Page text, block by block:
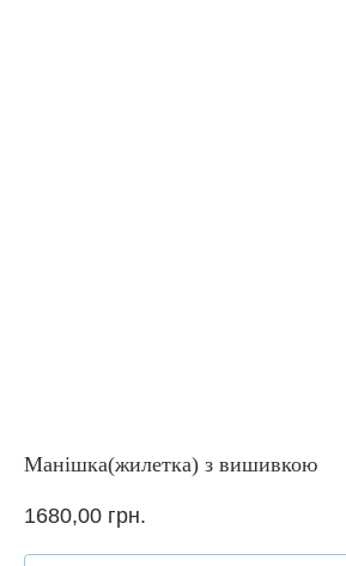
Манішка(жилетка) з вишивкою
1680,00 грн.